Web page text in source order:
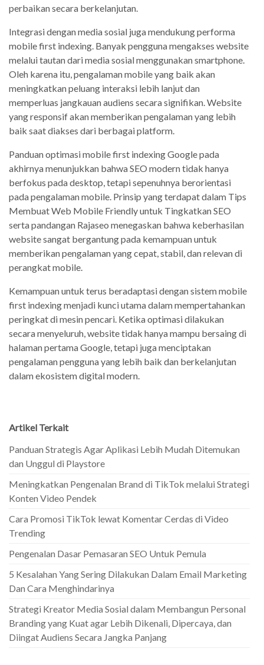
perbaikan secara berkelanjutan.
Integrasi dengan media sosial juga mendukung performa
mobile first indexing. Banyak pengguna mengakses website
melalui tautan dari media sosial menggunakan smartphone.
Oleh karena itu, pengalaman mobile yang baik akan
meningkatkan peluang interaksi lebih lanjut dan
memperluas jangkauan audiens secara signifikan. Website
yang responsif akan memberikan pengalaman yang lebih
baik saat diakses dari berbagai platform.
Panduan optimasi mobile first indexing Google pada
akhirnya menunjukkan bahwa SEO modern tidak hanya
berfokus pada desktop, tetapi sepenuhnya berorientasi
pada pengalaman mobile. Prinsip yang terdapat dalam Tips
Membuat Web Mobile Friendly untuk Tingkatkan SEO
serta pandangan Rajaseo menegaskan bahwa keberhasilan
website sangat bergantung pada kemampuan untuk
memberikan pengalaman yang cepat, stabil, dan relevan di
perangkat mobile.
Kemampuan untuk terus beradaptasi dengan sistem mobile
first indexing menjadi kunci utama dalam mempertahankan
peringkat di mesin pencari. Ketika optimasi dilakukan
secara menyeluruh, website tidak hanya mampu bersaing di
halaman pertama Google, tetapi juga menciptakan
pengalaman pengguna yang lebih baik dan berkelanjutan
dalam ekosistem digital modern.
Artikel Terkait
Panduan Strategis Agar Aplikasi Lebih Mudah Ditemukan
dan Unggul di Playstore
Meningkatkan Pengenalan Brand di TikTok melalui Strategi
Konten Video Pendek
Cara Promosi TikTok lewat Komentar Cerdas di Video
Trending
Pengenalan Dasar Pemasaran SEO Untuk Pemula
5 Kesalahan Yang Sering Dilakukan Dalam Email Marketing
Dan Cara Menghindarinya
Strategi Kreator Media Sosial dalam Membangun Personal
Branding yang Kuat agar Lebih Dikenali, Dipercaya, dan
Diingat Audiens Secara Jangka Panjang